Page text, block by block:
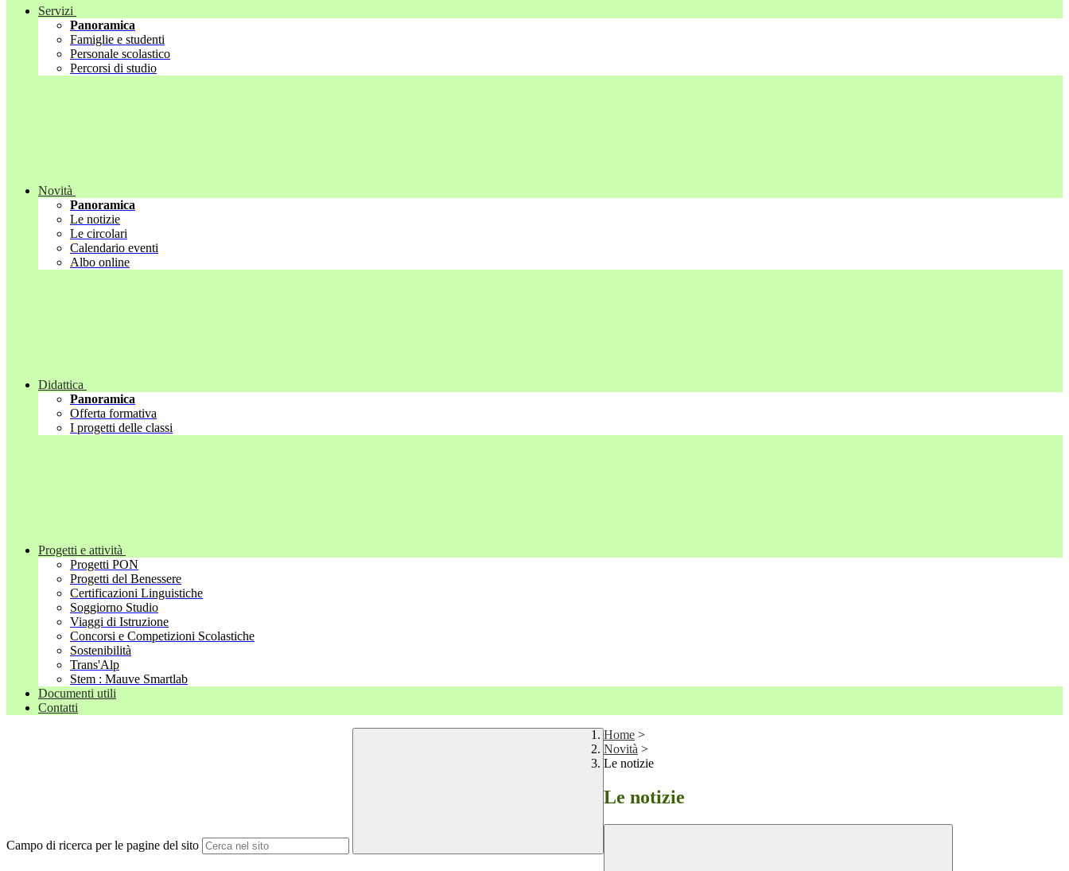
Servizi
Panoramica
Famiglie e studenti
Personale scolastico
Percorsi di studio
Novità
Panoramica
Le notizie
Le circolari
Calendario eventi
Albo online
Didattica
Panoramica
Offerta formativa
I progetti delle classi
Progetti e attività
Progetti PON
Progetti del Benessere
Certificazioni Linguistiche
Soggiorno Studio
Viaggi di Istruzione
Concorsi e Competizioni Scolastiche
Sostenibilità
Trans'Alp
Stem : Mauve Smartlab
Documenti utili
Contatti
Campo di ricerca per le pagine del sito
Home >
Novità >
Le notizie
Le notizie